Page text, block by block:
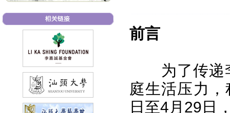
前言
为了传
庭生活压力
日至4月29日